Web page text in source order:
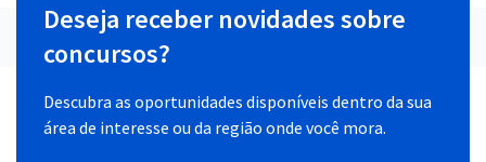
Deseja receber novidades sobre
concursos?
Descubra as oportunidades disponíveis dentro da sua
área de interesse ou da região onde você mora.